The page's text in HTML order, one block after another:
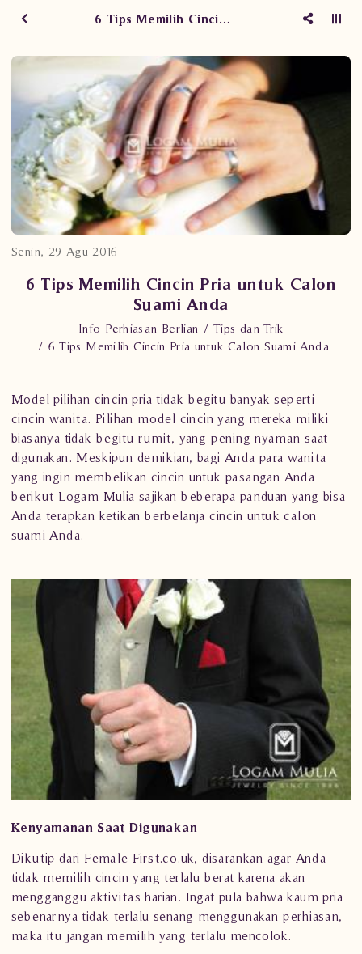
6 Tips Memilih Cincin Pria untuk Calon Suami Anda
Senin, 29 Agu 2016
6 Tips Memilih Cincin Pria untuk Calon
Suami Anda
Info Perhiasan Berlian
Tips dan Trik
6 Tips Memilih Cincin Pria untuk Calon Suami Anda
Model pilihan cincin pria tidak begitu banyak seperti
cincin wanita. Pilihan model cincin yang mereka miliki
biasanya tidak begitu rumit, yang pening nyaman saat
digunakan. Meskipun demikian, bagi Anda para wanita
yang ingin membelikan cincin untuk pasangan Anda
berikut Logam Mulia sajikan beberapa panduan yang bisa
Anda terapkan ketikan berbelanja cincin untuk calon
suami Anda.
Kenyamanan Saat Digunakan
Dikutip dari Female First.co.uk, disarankan agar Anda
tidak memilih cincin yang terlalu berat karena akan
mengganggu aktivitas harian. Ingat pula bahwa kaum pria
sebenarnya tidak terlalu senang menggunakan perhiasan,
maka itu jangan memilih yang terlalu mencolok.